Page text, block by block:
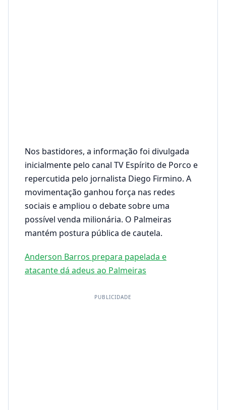
Nos bastidores, a informação foi divulgada
inicialmente pelo canal TV Espírito de Porco e
repercutida pelo jornalista Diego Firmino. A
movimentação ganhou força nas redes
sociais e ampliou o debate sobre uma
possível venda milionária. O Palmeiras
mantém postura pública de cautela.
Anderson Barros prepara papelada e
atacante dá adeus ao Palmeiras
PUBLICIDADE